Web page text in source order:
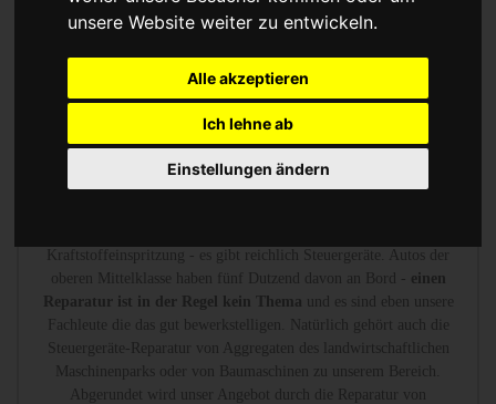
unsere Website weiter zu entwickeln.
Alle akzeptieren
Ich lehne ab
Einstellungen ändern
Auch die Reparatur von Heizungssteuerungen oder
Chip Tuning Leistungssteigerung oder Austauschgerät
KVA
Wir sind die erfahrenen Spezialisten, die mit Messtechnik
den Defekt
Kraftstoffeinspritzung - es gibt reichlich Steuergeräte. Autos der
oberen Mittelklasse haben fünf Dutzend davon an Bord - einen
Reparatur ist in der Regel kein Thema und es sind eben unsere
Fachleute die das gut bewerkstelligen. Natürlich gehört auch die
Steuergeräte-Reparatur von Aggregaten des landwirtschaftlichen
Maschinenparks oder von Baumaschinen zu unserem Bereich.
Abgerundet wird unser Angebot durch die Reparatur von